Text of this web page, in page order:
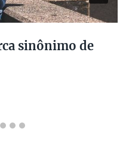
sinônimo de